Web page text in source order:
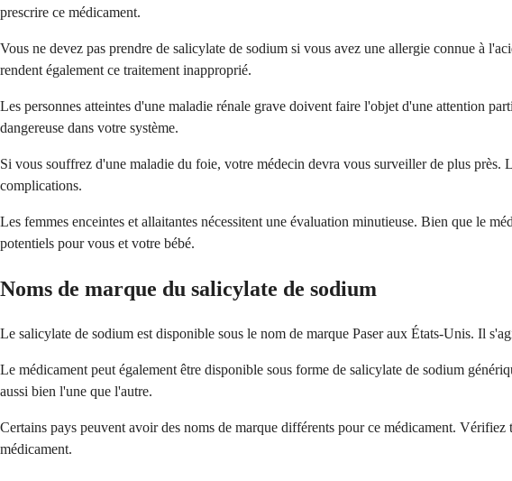
prescrire ce médicament.
Vous ne devez pas prendre de salicylate de sodium si vous avez une allergie connue à
rendent également ce traitement inapproprié.
Les personnes atteintes d'une maladie rénale grave doivent faire l'objet d'une attention
dangereuse dans votre système.
Si vous souffrez d'une maladie du foie, votre médecin devra vous surveiller de plus
complications.
Les femmes enceintes et allaitantes nécessitent une évaluation minutieuse. Bien que le
potentiels pour vous et votre bébé.
Noms de marque du salicylate de sodium
Le salicylate de sodium est disponible sous le nom de marque Paser aux États-Unis. Il
Le médicament peut également être disponible sous forme de salicylate de sodium
aussi bien l'une que l'autre.
Certains pays peuvent avoir des noms de marque différents pour ce médicament.
médicament.